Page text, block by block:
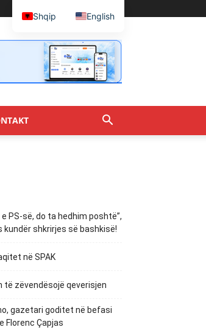
PS-së, do ta hedhim poshtë”,
kundër shkrirjes së bashkisë!
në SPAK
të zëvendësojë qeverisjen
gazetari goditet në befasi
Florenc Çapjas
Shqip English